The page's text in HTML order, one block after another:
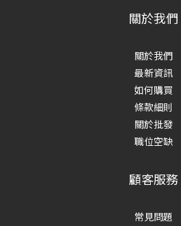
關於我們
關於我們
最新資訊
如何購買
條款細則
關於批發
職位空缺
顧客服務
常見問題